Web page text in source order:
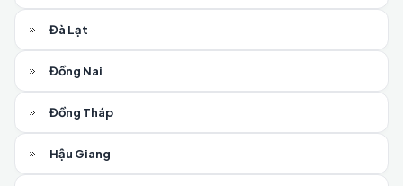
Đà Lạt
Đồng Nai
Đồng Tháp
Hậu Giang